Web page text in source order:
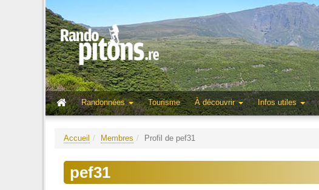
Randonnées
Tourisme À découvrir Infos utiles
Accueil Membres Profil de pef31
pef31